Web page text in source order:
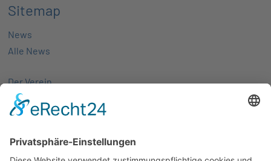
Sitemap
News
Alle News
Der Verein
Über uns
Aktivitäten
Mitgliedschaft